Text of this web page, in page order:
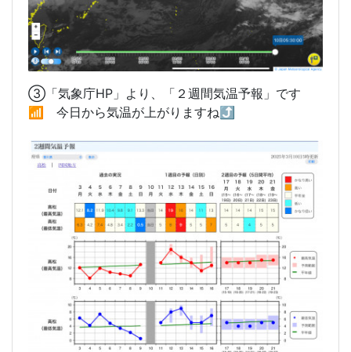
③「気象庁HP」より、「２週間気温予報」です
📶 今日から気温が上がりますね⤴️